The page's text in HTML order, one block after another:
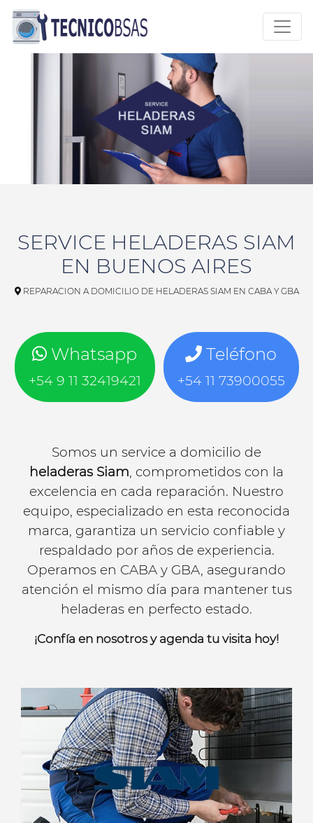
SERVICE HELADERAS SIAM
EN BUENOS AIRES
REPARACION A DOMICILIO DE HELADERAS SIAM EN CABA Y GBA
Whatsapp
+54 9 11 32419421
Teléfono
+54 11 73900055
Somos un service a domicilio de
heladeras Siam, comprometidos con la
excelencia en cada reparación. Nuestro
equipo, especializado en esta reconocida
marca, garantiza un servicio confiable y
respaldado por años de experiencia.
Operamos en CABA y GBA, asegurando
atención el mismo día para mantener tus
heladeras en perfecto estado.
¡Confía en nosotros y agenda tu visita hoy!